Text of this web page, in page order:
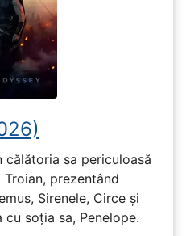
călătoria sa periculoasă
prezentând
Sirenele, Circe și
soția sa, Penelope.